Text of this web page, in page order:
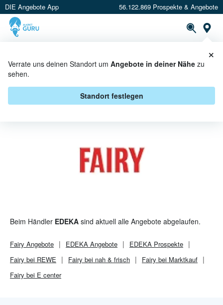
DIE Angebote App 56.122.869 Prospekte & Angebote
Verrate uns deinen Standort um Angebote in deiner Nähe zu
sehen.
Standort festlegen
×
FAIRY BEI EDEKA - ANGEBOTE &
Beim Händler EDEKA sind aktuell alle Angebote abgelaufen.
Fairy Angebote EDEKA Angebote EDEKA Prospekte
Fairy bei REWE
Fairy bei nah & frisch
Fairy bei Marktkauf
Fairy bei E center